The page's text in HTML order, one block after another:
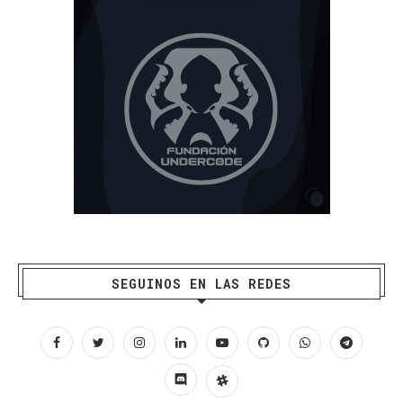
SEGUINOS EN LAS REDES